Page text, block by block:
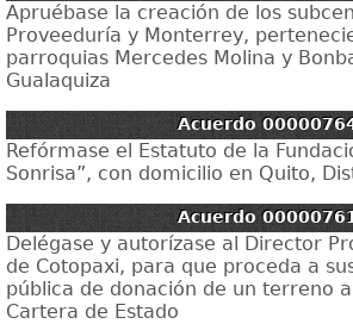
Apruébase la creación de los
Proveeduría y Monterrey,
parroquias Mercedes Molina y
Gualaquiza
Acuerdo
Refórmase el Estatuto de la
Sonrisa”, con domicilio en Quito,
Acuerdo
Delégase y autorízase al Director
de Cotopaxi, para que proceda a
pública de donación de un terreno
Cartera de Estado